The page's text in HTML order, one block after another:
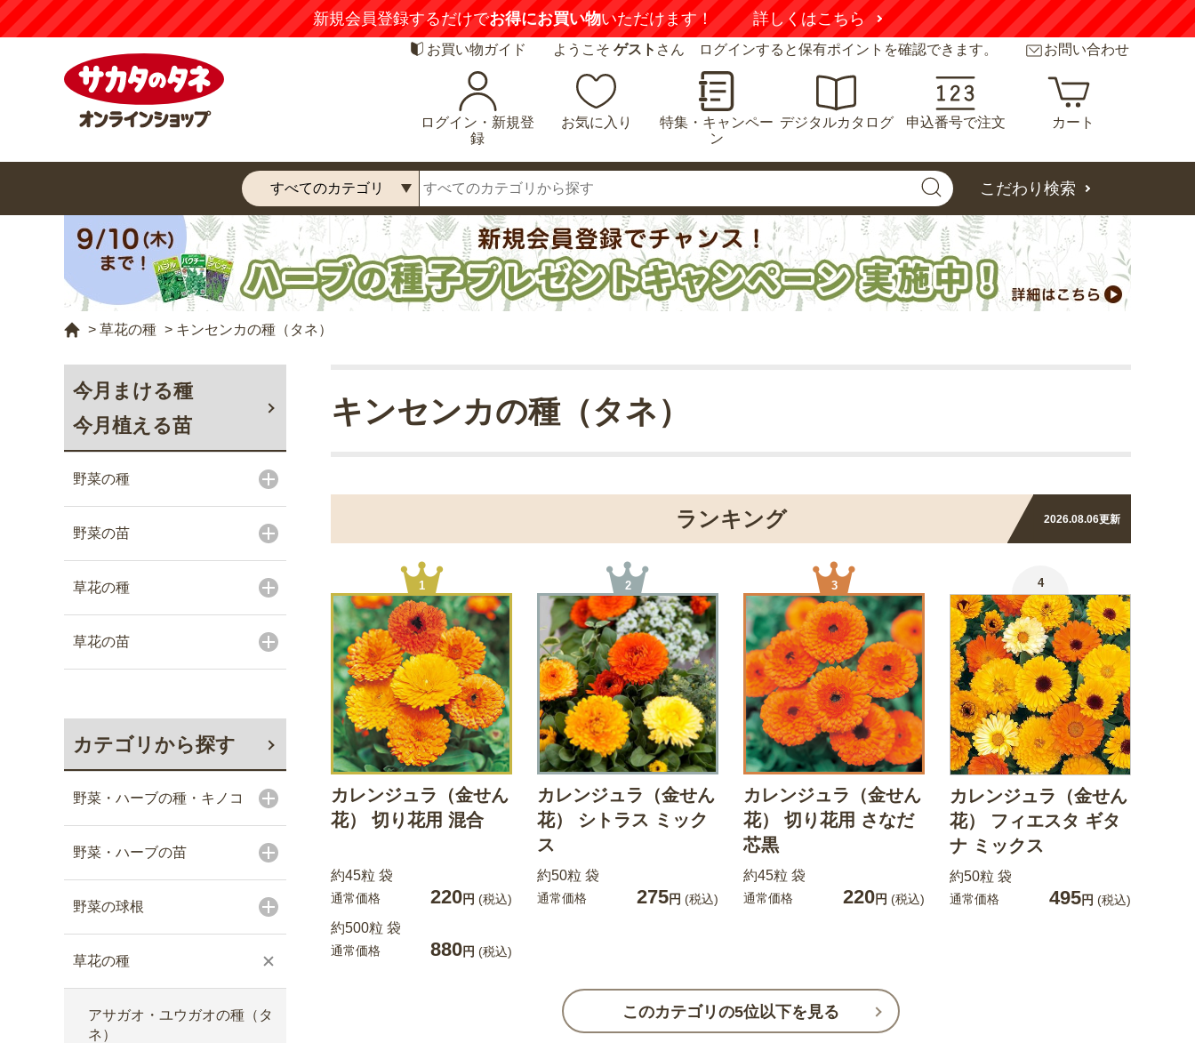
【注意喚起】悪質な偽サイトにご注意ください 詳しくはこちら
お買い物ガイド ようこそ ゲスト さん ログインすると保有ポイントを確認できます。 お問い合わせ
ログイン・新規登
録
お気に入り
特集・キャンペー
ン
デジタルカタログ 申込番号で注文 カート
こだわり検索
> 草花の種 > キンセンカの種（タネ）
今月まける種
今月植える苗
野菜の種
野菜の苗
草花の種
草花の苗
カテゴリから探す
野菜・ハーブの種・キノコ
野菜・ハーブの苗
野菜の球根
草花の種
アサガオ・ユウガオの種（タ
ネ）
キンセンカの種（タネ）
ランキング 2026.08.06更新
1
カレンジュラ（金せん
花） 切り花用 混合
約45粒 袋
通常価格 220円 (税込)
約500粒 袋
通常価格 880円 (税込)
2
カレンジュラ（金せん
花） シトラス ミック
ス
約50粒 袋
通常価格 275円 (税込)
3
カレンジュラ（金せん
花） 切り花用 さなだ
芯黒
約45粒 袋
通常価格 220円 (税込)
4
カレンジュラ（金せん
花） フィエスタ ギタ
ナ ミックス
約50粒 袋
通常価格 495円 (税込)
このカテゴリの5位以下を見る